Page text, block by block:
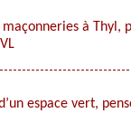
à Thyl,
espace vert,